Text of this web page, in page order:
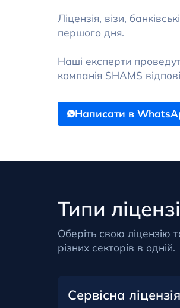
Ліцензія, візи,
першого дня.
Наші експерти
компанія SHAMS
Написати в
Типи
Оберіть свою ліцензію
різних секторів в одній.
Сервісна ліцензія